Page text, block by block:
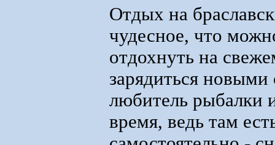
Отдых на
чудесное, что
отдохнуть на
зарядиться
любитель рыбалки
время, ведь там